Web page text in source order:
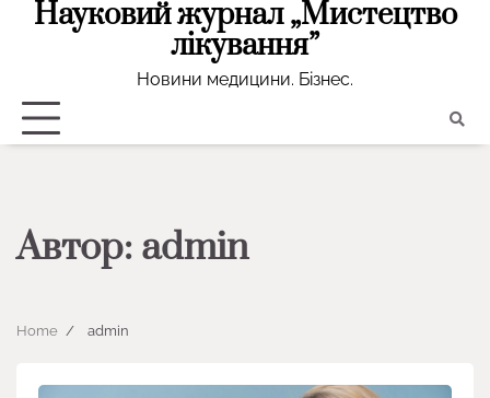
Науковий журнал „Мистецтво
лікування”
Новини медицини. Бізнес.
Автор: admin
Home admin